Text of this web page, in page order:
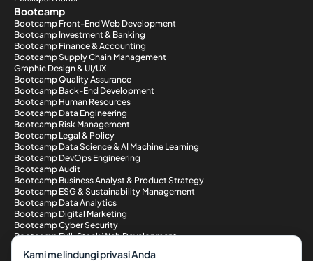
Bootcamp
Bootcamp Front-End Web Development
Bootcamp Investment & Banking
Bootcamp Finance & Accounting
Bootcamp Supply Chain Management
Graphic Design & UI/UX
Bootcamp Quality Assurance
Bootcamp Back-End Development
Bootcamp Human Resources
Bootcamp Data Engineering
Bootcamp Risk Management
Bootcamp Legal & Policy
Bootcamp Data Science & AI Machine Learning
Bootcamp DevOps Engineering
Bootcamp Audit
Bootcamp Business Analyst & Product Strategy
Bootcamp ESG & Sustainability Management
Bootcamp Data Analytics
Bootcamp Digital Marketing
Bootcamp Cyber Security
Bootcamp Full-Stack Web Development
Metode Pembayaran
Kami melindungi privasi Anda